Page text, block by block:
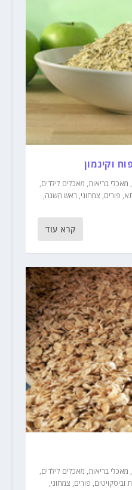
וקינמון
, מאכלי בריאות, מאכלים לילדים,
, פורים, צמחוני, ראש השנה,
קרא עוד
, מאכלי בריאות, מאכלים לילדים,
וביסקויטים, פורים, צמחוני,